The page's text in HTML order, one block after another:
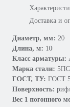
Доставка и
Диаметр, мм: 20
Длина, м: 10
Класс арматуры:
Марка стали:
ГОСТ, ТУ: ГОСТ
Поверхность:
Вес 1 погонного